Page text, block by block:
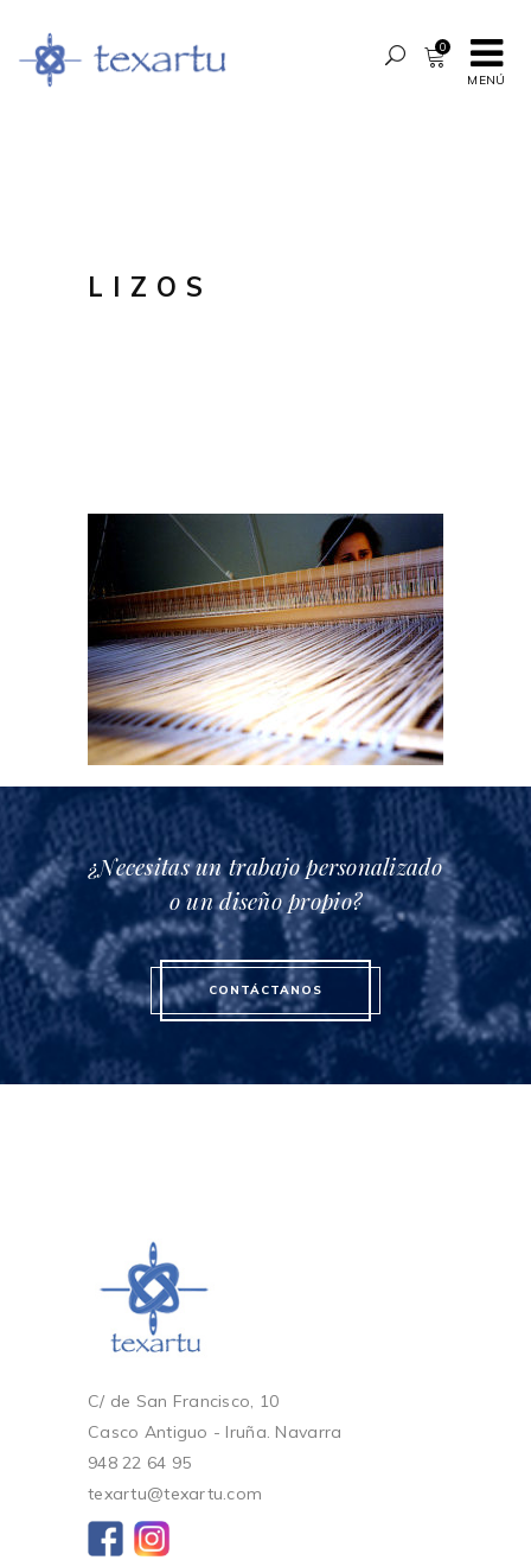
MENÚ
0
LIZOS
¿Necesitas un trabajo personalizado
o un diseño propio?
CONTÁCTANOS
C/ de San Francisco, 10
Casco Antiguo - Iruña. Navarra
948 22 64 95
texartu@texartu.com